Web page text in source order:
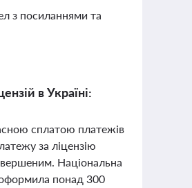
з посиланнями та
в Україні:
сплатою платежів
за ліцензію
Національна
понад 300